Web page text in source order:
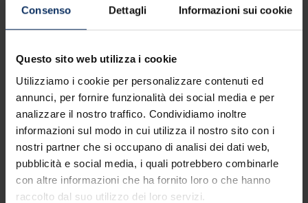
Consenso Dettagli Informazioni sui cookie
Questo sito web utilizza i cookie
Utilizziamo i cookie per personalizzare contenuti ed
annunci, per fornire funzionalità dei social media e per
analizzare il nostro traffico. Condividiamo inoltre
informazioni sul modo in cui utilizza il nostro sito con i
nostri partner che si occupano di analisi dei dati web,
pubblicità e social media, i quali potrebbero combinarle
con altre informazioni che ha fornito loro o che hanno
raccolto dal suo utilizzo dei loro servizi.
Cosa portare
Condizioni di cancellazione